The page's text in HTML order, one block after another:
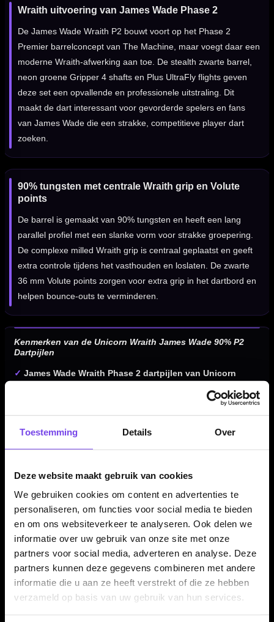
Toestemming Details Over
Deze website maakt gebruik van cookies
We gebruiken cookies om content en advertenties te
personaliseren, om functies voor social media te bieden
en om ons websiteverkeer te analyseren. Ook delen we
informatie over uw gebruik van onze site met onze
partners voor social media, adverteren en analyse. Deze
partners kunnen deze gegevens combineren met andere
informatie die u aan ze heeft verstrekt of die ze hebben
verzameld op basis van uw gebruik van hun services.
Wraith uitvoering van James Wade Phase 2
De James Wade Wraith P2 bouwt voort op het Phase 2
Premier barrelconcept van The Machine, maar voegt daar een
moderne Wraith-afwerking aan toe. De stealth zwarte barrel,
neon groene Gripper 4 shafts en Plus UltraFly flights geven
deze set een opvallende en professionele uitstraling. Dit
maakt de dart interessant voor gevorderde spelers en fans
van James Wade die een strakke, competitieve player dart
zoeken.
90% tungsten met centrale Wraith grip en Volute
points
De barrel is gemaakt van 90% tungsten en heeft een lang
parallel profiel met een slanke vorm voor strakke groepering.
De complexe milled Wraith grip is centraal geplaatst en geeft
extra controle tijdens het vasthouden en loslaten. De zwarte
36 mm Volute points zorgen voor extra grip in het dartbord en
helpen bounce-outs te verminderen.
Kenmerken van de Unicorn Wraith James Wade 90% P2
Dartpijlen
✓ James Wade Wraith Phase 2 dartpijlen van Unicorn
Complexe milled Wraith grip centraal op de barrel
✓ Zwarte 36 mm Volute points voor extra grip in het
✓ Compleet geleverd met neon groene Gripper 4 shafts en
Plus UltraFly flights
Dartpijl Materiaal:90% Tungsten
Dartpijl Gewicht:20-22-24 Gram
Dartpijl Kleur:Zwart / Groen
Barrel profiel:Parallel / Phase 2 Premier